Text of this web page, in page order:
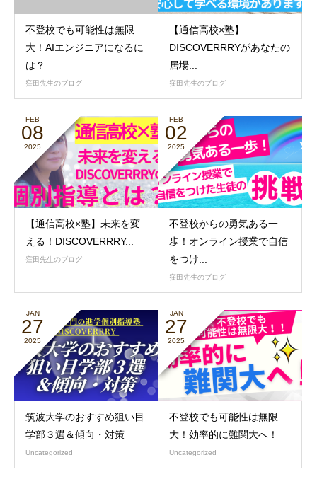
不登校でも可能性は無限
大！AIエンジニアになるに
は？
窪田先生のブログ
【通信高校×塾】
DISCOVERRRYがあなたの
居場...
窪田先生のブログ
FEB
08
2025
【通信高校×塾】未来を変
える！DISCOVERRRY...
窪田先生のブログ
FEB
02
2025
不登校からの勇気ある一
歩！オンライン授業で自信
をつけ...
窪田先生のブログ
JAN
27
2025
筑波大学のおすすめ狙い目
学部３選＆傾向・対策
Uncategorized
JAN
27
2025
不登校でも可能性は無限
大！効率的に難関大へ！
Uncategorized